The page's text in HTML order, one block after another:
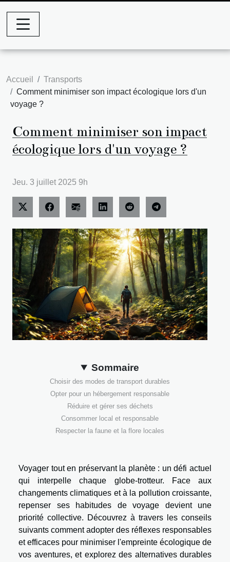
Accueil
Transports
Comment minimiser son impact écologique lors d'un
voyage ?
Comment minimiser son impact
écologique lors d'un voyage ?
Jeu. 3 juillet 2025 9h
Sommaire
Choisir des modes de transport durables
Opter pour un hébergement responsable
Réduire et gérer ses déchets
Consommer local et responsable
Respecter la faune et la flore locales
Voyager tout en préservant la planète : un défi actuel
qui interpelle chaque globe-trotteur. Face aux
changements climatiques et à la pollution croissante,
repenser ses habitudes de voyage devient une
priorité collective. Découvrez à travers les conseils
suivants comment adopter des réflexes responsables
et efficaces pour minimiser l'empreinte écologique de
vos aventures, et explorez des alternatives durables